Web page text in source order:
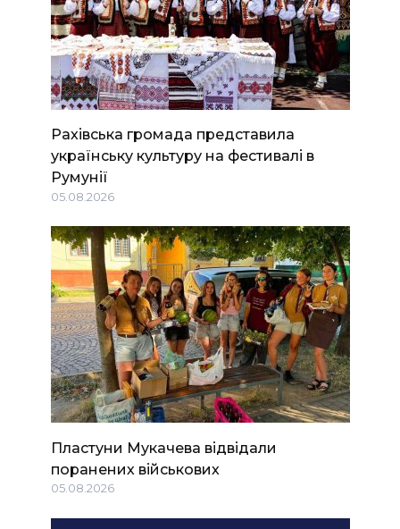
Рахівська громада представила
українську культуру на фестивалі в
Румунії
05.08.2026
Пластуни Мукачева відвідали
поранених військових
05.08.2026